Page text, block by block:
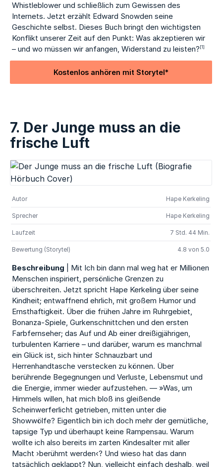
Whistleblower und schließlich zum Gewissen des
Internets. Jetzt erzählt Edward Snowden seine
Geschichte selbst. Dieses Buch bringt den wichtigsten
Konflikt unserer Zeit auf den Punkt: Was akzeptieren wir
– und wo müssen wir anfangen, Widerstand zu leisten? [1]
Kostenlos anhören mit Storytel*
7. Der Junge muss an die
frische Luft
Autor Hape Kerkeling
Sprecher Hape Kerkeling
Laufzeit 7 Std. 44 Min.
Bewertung (Storytel) 4.8 von 5.0
Beschreibung | Mit Ich bin dann mal weg hat er Millionen
Menschen inspiriert, persönliche Grenzen zu
überschreiten. Jetzt spricht Hape Kerkeling über seine
Kindheit; entwaffnend ehrlich, mit großem Humor und
Ernsthaftigkeit. Über die frühen Jahre im Ruhrgebiet,
Bonanza-Spiele, Gurkenschnittchen und den ersten
Farbfernseher; das Auf und Ab einer dreißigjährigen,
turbulenten Karriere – und darüber, warum es manchmal
ein Glück ist, sich hinter Schnauzbart und
Herrenhandtasche verstecken zu können. Über
berührende Begegnungen und Verluste, Lebensmut und
die Energie, immer wieder aufzustehen. — »Was, um
Himmels willen, hat mich bloß ins gleißende
Scheinwerferlicht getrieben, mitten unter die
Showwölfe? Eigentlich bin ich doch mehr der gemütliche,
tapsige Typ und überhaupt keine Rampensau. Warum
wollte ich also bereits im zarten Kindesalter mit aller
Macht ›berühmt werden‹? Und wieso hat das dann
tatsächlich geklappt? Nun, vielleicht einfach deshalb, weil